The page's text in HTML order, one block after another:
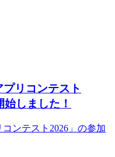
プリコンテスト
しました！
ンテスト2026」の参加